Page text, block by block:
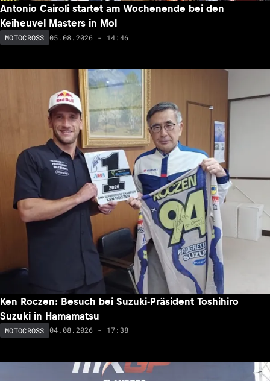
Antonio Cairoli startet am Wochenende bei den
Keiheuvel Masters in Mol
MOTOCROSS 05.08.2026 - 14:46
Ken Roczen: Besuch bei Suzuki-Präsident Toshihiro
Suzuki in Hamamatsu
MOTOCROSS 04.08.2026 - 17:38